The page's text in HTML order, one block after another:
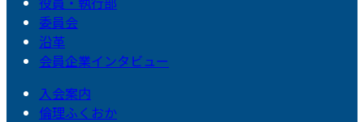
委員会
沿革
会員企業インタビュー
入会案内
倫理ふくおか